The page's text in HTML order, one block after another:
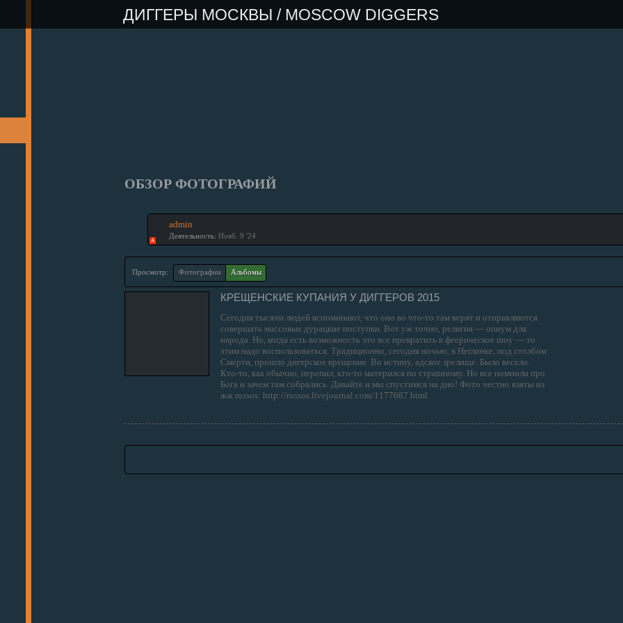
ДИГГЕРЫ МОСКВЫ / MOSCOW DIGGERS
ОБЗОР ФОТОГРАФИЙ
А
admin
Деятельность: Нояб. 9 '24
Просмотр: Фотографии Альбомы
КРЕЩЕНСКИЕ КУПАНИЯ У ДИГГЕРОВ 2015
Сегодня тысячи людей вспоминают, что оно во что-то там верят и отправляются
совершать массовые дурацкие поступки. Вот уж точно, религия — опиум для
народа. Но, когда есть возможность это все превратить в феерическое шоу — то
этим надо воспользоваться. Традиционно, сегодня ночью, в Неглинке, под столбом
Смерти, прошло дигерское крещение. Во истину, адское зрелище. Было весело.
Кто-то, как обычно, перепил, кто-то матерился по страшному. Но все помнили про
Бога и зачем там собрались. Давайте и мы спустимся на дно! Фото честно взяты из
жж russos: http://russos.livejournal.com/1177687.html